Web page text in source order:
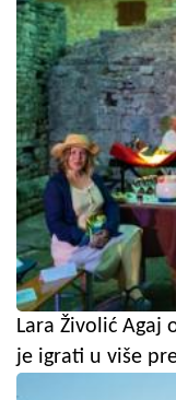
Lara Živolić
je igrati u više